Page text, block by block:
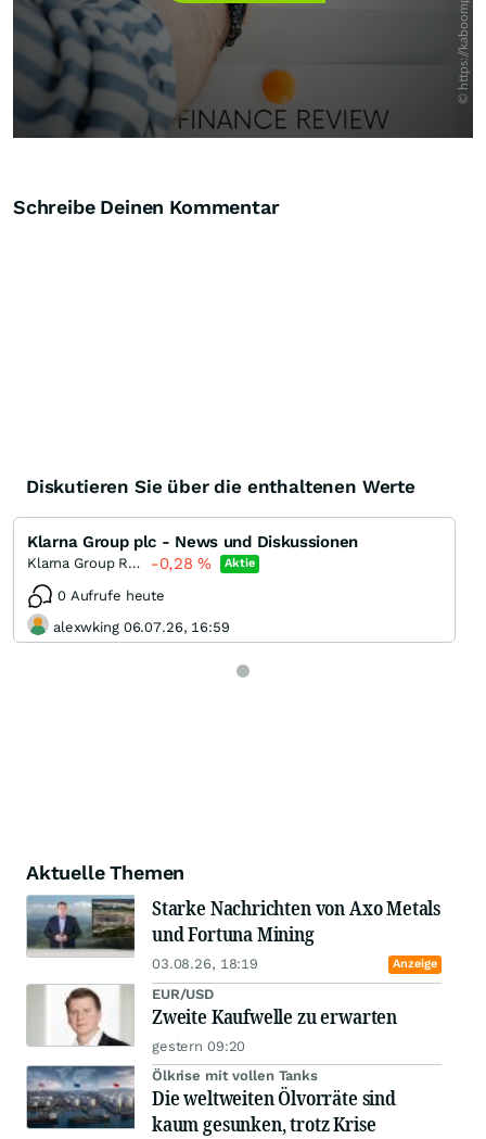
Schreibe Deinen Kommentar
Diskutieren Sie über die enthaltenen Werte
Klarna Group plc - News und Diskussionen
Klarna Group Registered -0,28% Aktie
0 Aufrufe heute
alexwking 06.07.26, 16:59
Aktuelle Themen
Starke Nachrichten von Axo Metals
und Fortuna Mining
03.08.26, 18:19 Anzeige
EUR/USD
Zweite Kaufwelle zu erwarten
gestern 09:20
Ölkrise mit vollen Tanks
Die weltweiten Ölvorräte sind
kaum gesunken, trotz Krise